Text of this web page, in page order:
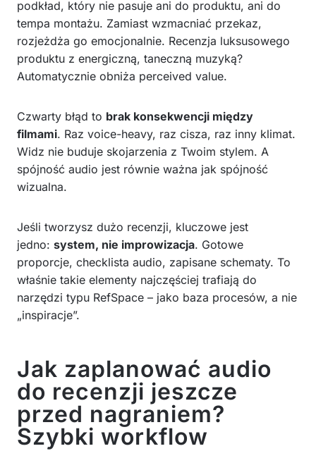
podkład, który nie pasuje ani do produktu, ani do
tempa montażu. Zamiast wzmacniać przekaz,
rozjeżdża go emocjonalnie. Recenzja luksusowego
produktu z energiczną, taneczną muzyką?
Automatycznie obniża perceived value.
Czwarty błąd to brak konsekwencji między
filmami. Raz voice-heavy, raz cisza, raz inny klimat.
Widz nie buduje skojarzenia z Twoim stylem. A
spójność audio jest równie ważna jak spójność
wizualna.
Jeśli tworzysz dużo recenzji, kluczowe jest
jedno: system, nie improwizacja. Gotowe
proporcje, checklista audio, zapisane schematy. To
właśnie takie elementy najczęściej trafiają do
narzędzi typu RefSpace – jako baza procesów, a nie
„inspiracje”.
Jak zaplanować audio
do recenzji jeszcze
przed nagraniem?
Szybki workflow